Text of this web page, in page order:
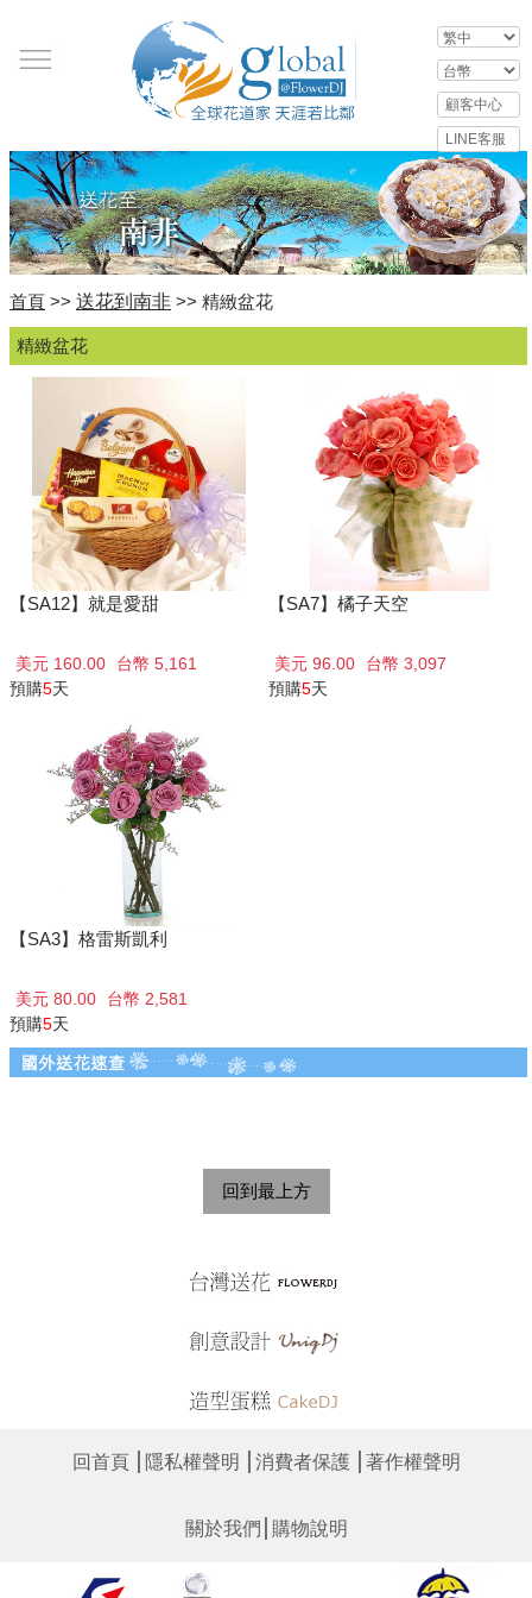
首頁 >> 送花到南非 >> 精緻盆花
精緻盆花
【SA12】就是愛甜
美元 160.00
台幣 5,161
預購5天
【SA7】橘子天空
美元 96.00
台幣 3,097
預購5天
【SA3】格雷斯凱利
美元 80.00
台幣 2,581
預購5天
回到最上方
回首頁│ 隱私權聲明 消費者保護│ 著作權聲明
關於我們 購物說明